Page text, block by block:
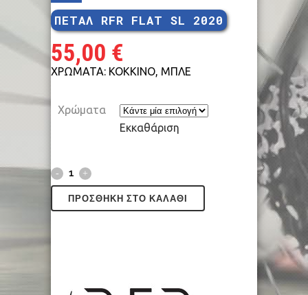
ΠΕΤΑΛ RFR FLAT SL 2020
55,00 €
ΧΡΩΜΑΤΑ: ΚΟΚΚΙΝΟ, ΜΠΛΕ
Χρώματα
Εκκαθάριση
ΠΡΟΣΘΉΚΗ ΣΤΟ ΚΑΛΆΘΙ